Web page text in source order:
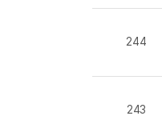
244
243